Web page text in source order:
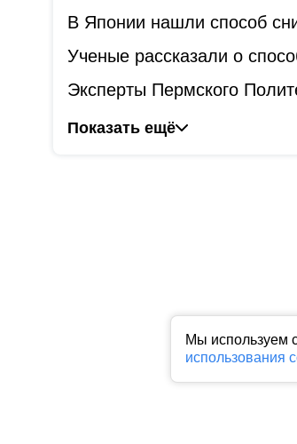
Мы используем
использования
В Японии нашли способ
Ученые рассказали о
Эксперты Пермского
Показать ещё